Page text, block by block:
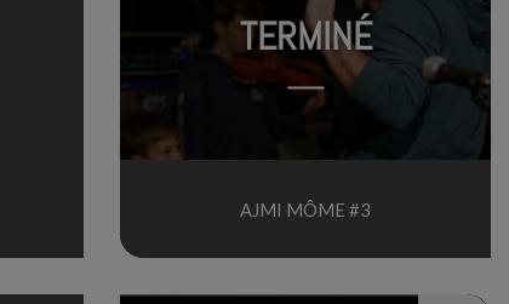
AJMI MÔME #3
TERMINÉ